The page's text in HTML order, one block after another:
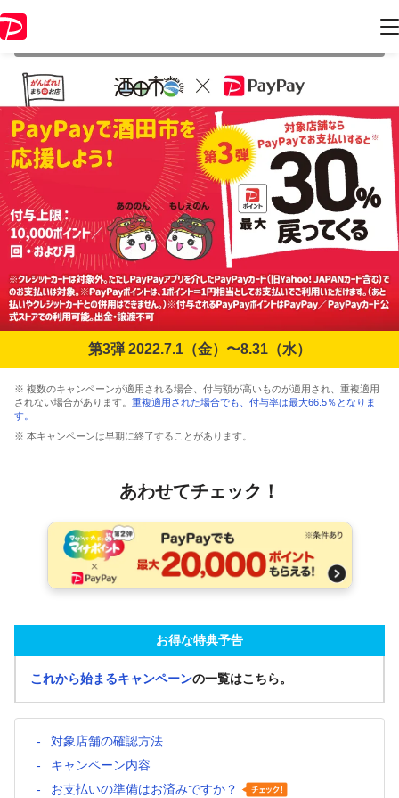
ジ内の情報はキャンペーン終了時点のものになります。
第3弾 2022.7.1（金）〜8.31（水）
※ 複数のキャンペーンが適用される場合、付与額が高いものが適用され、重複適用
されない場合があります。 重複適用された場合でも、付与率は最大66.5％となりま
す。
※ 本キャンペーンは早期に終了することがあります。
あわせてチェック！
お得な特典予告
これから始まるキャンペーンの一覧はこちら。
対象店舗の確認方法
キャンペーン内容
お支払いの準備はお済みですか？